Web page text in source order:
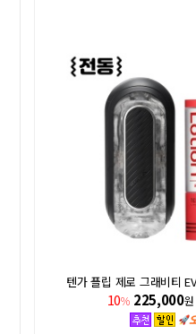
10% 225,000원